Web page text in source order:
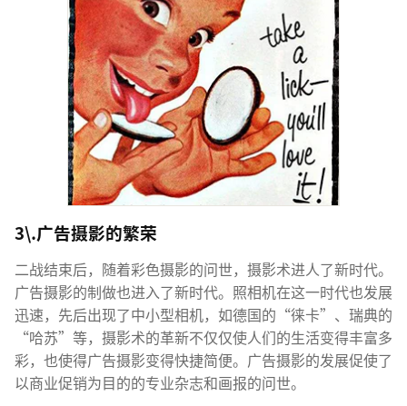
3\.广告摄影的繁荣
二战结束后，随着彩色摄影的问世，摄影术进人了新时代。
广告摄影的制做也进入了新时代。照相机在这一时代也发展
迅速，先后出现了中小型相机，如德国的“徕卡”、瑞典的
“哈苏”等，摄影术的革新不仅仅使人们的生活变得丰富多
彩，也使得广告摄影变得快捷简便。广告摄影的发展促使了
以商业促销为目的的专业杂志和画报的问世。